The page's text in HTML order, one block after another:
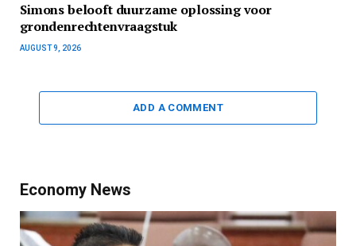
Simons belooft duurzame oplossing voor
grondenrechtenvraagstuk
AUGUST 9, 2026
ADD A COMMENT
Economy News